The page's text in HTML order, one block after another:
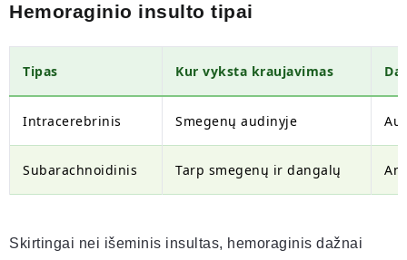
Hemoraginio insulto tipai
Tipas Kur vyksta kraujavimas
Intracerebrinis Smegenų audinyje
Subarachnoidinis Tarp smegenų ir dangalų
Skirtingai nei išeminis insultas, hemoraginis dažnai